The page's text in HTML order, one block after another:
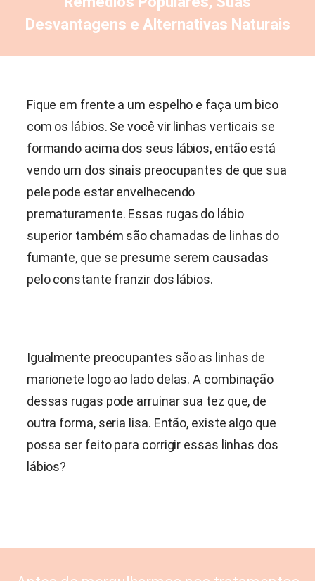
Desvantagens e Alternativas Naturais
Fique em frente a um espelho e faça um bico
com os lábios. Se você vir linhas verticais se
formando acima dos seus lábios, então está
vendo um dos sinais preocupantes de que sua
pele pode estar envelhecendo
prematuramente. Essas rugas do lábio
superior também são chamadas de linhas do
fumante, que se presume serem causadas
pelo constante franzir dos lábios.
Igualmente preocupantes são as linhas de
marionete logo ao lado delas. A combinação
dessas rugas pode arruinar sua tez que, de
outra forma, seria lisa. Então, existe algo que
possa ser feito para corrigir essas linhas dos
lábios?